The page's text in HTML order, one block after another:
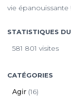
vie épanouissante
STATISTIQUES
581 801 visites
CATÉGORIES
Agir (16)